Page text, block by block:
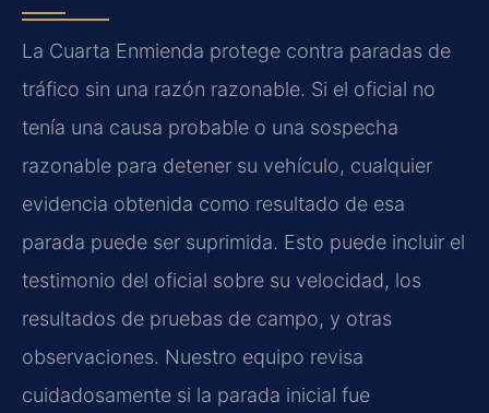
La Cuarta Enmienda protege contra paradas de
tráfico sin una razón razonable. Si el oficial no
tenía una causa probable o una sospecha
razonable para detener su vehículo, cualquier
evidencia obtenida como resultado de esa
parada puede ser suprimida. Esto puede incluir el
testimonio del oficial sobre su velocidad, los
resultados de pruebas de campo, y otras
observaciones. Nuestro equipo revisa
cuidadosamente si la parada inicial fue